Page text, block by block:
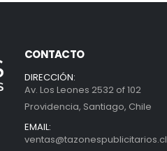
CONTACTO
DIRECCIÓN:
Av. Los Leones 2532 of 102
Providencia, Santiago, Chile
EMAIL:
ventas@tazonespublicitarios.cl